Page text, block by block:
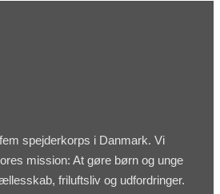
spejderkorps i Danmark. Vi
mission: At gøre børn og unge
friluftsliv og udfordringer.